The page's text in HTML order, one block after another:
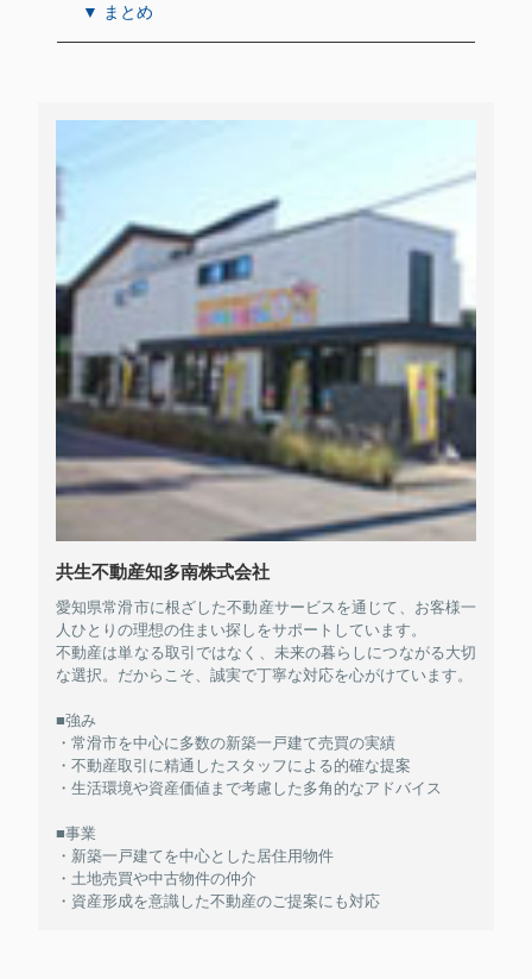
▼ まとめ
共生不動産知多南株式会社
愛知県常滑市に根ざした不動産サービスを通じて、お客様一
人ひとりの理想の住まい探しをサポートしています。
不動産は単なる取引ではなく、未来の暮らしにつながる大切
な選択。だからこそ、誠実で丁寧な対応を心がけています。
■強み
・常滑市を中心に多数の新築一戸建て売買の実績
・不動産取引に精通したスタッフによる的確な提案
・生活環境や資産価値まで考慮した多角的なアドバイス
■事業
・新築一戸建てを中心とした居住用物件
・土地売買や中古物件の仲介
・資産形成を意識した不動産のご提案にも対応